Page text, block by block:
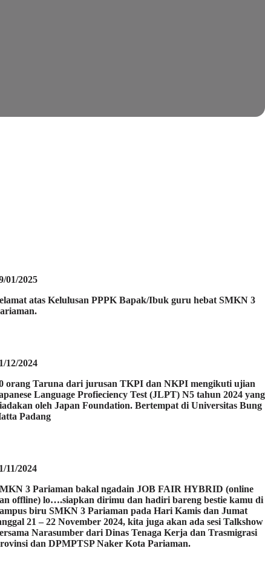
01/2025
atas Kelulusan PPPK Bapak/Ibuk guru hebat SMKN 3
12/2024
orang Taruna dari jurusan TKPI dan NKPI mengikuti ujian
Language Profieciency Test (JLPT) N5 tahun 2024 yang
oleh Japan Foundation. Bertempat di Universitas Bung
Padang
11/2024
3 Pariaman bakal ngadain JOB FAIR HYBRID (online
offline) lo….siapkan dirimu dan hadiri bareng bestie kamu di
biru SMKN 3 Pariaman pada Hari Kamis dan Jumat
21 – 22 November 2024, kita juga akan ada sesi Talkshow
Narasumber dari Dinas Tenaga Kerja dan Trasmigrasi
dan DPMPTSP Naker Kota Pariaman.